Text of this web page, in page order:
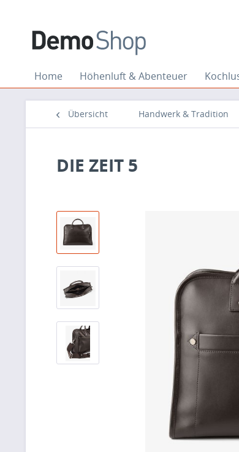
Home Höhenluft & Abenteuer
Übersicht Handwerk & Tradition
DIE ZEIT 5